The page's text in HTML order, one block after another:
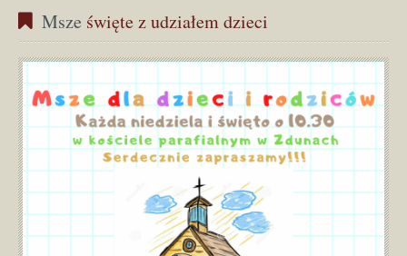
Msze święte z udziałem dzieci